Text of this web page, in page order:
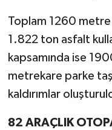
Toplam 1260
1.822 ton asfalt
kapsamında ise
metrekare parke
kaldırımlar
82 ARAÇLIK